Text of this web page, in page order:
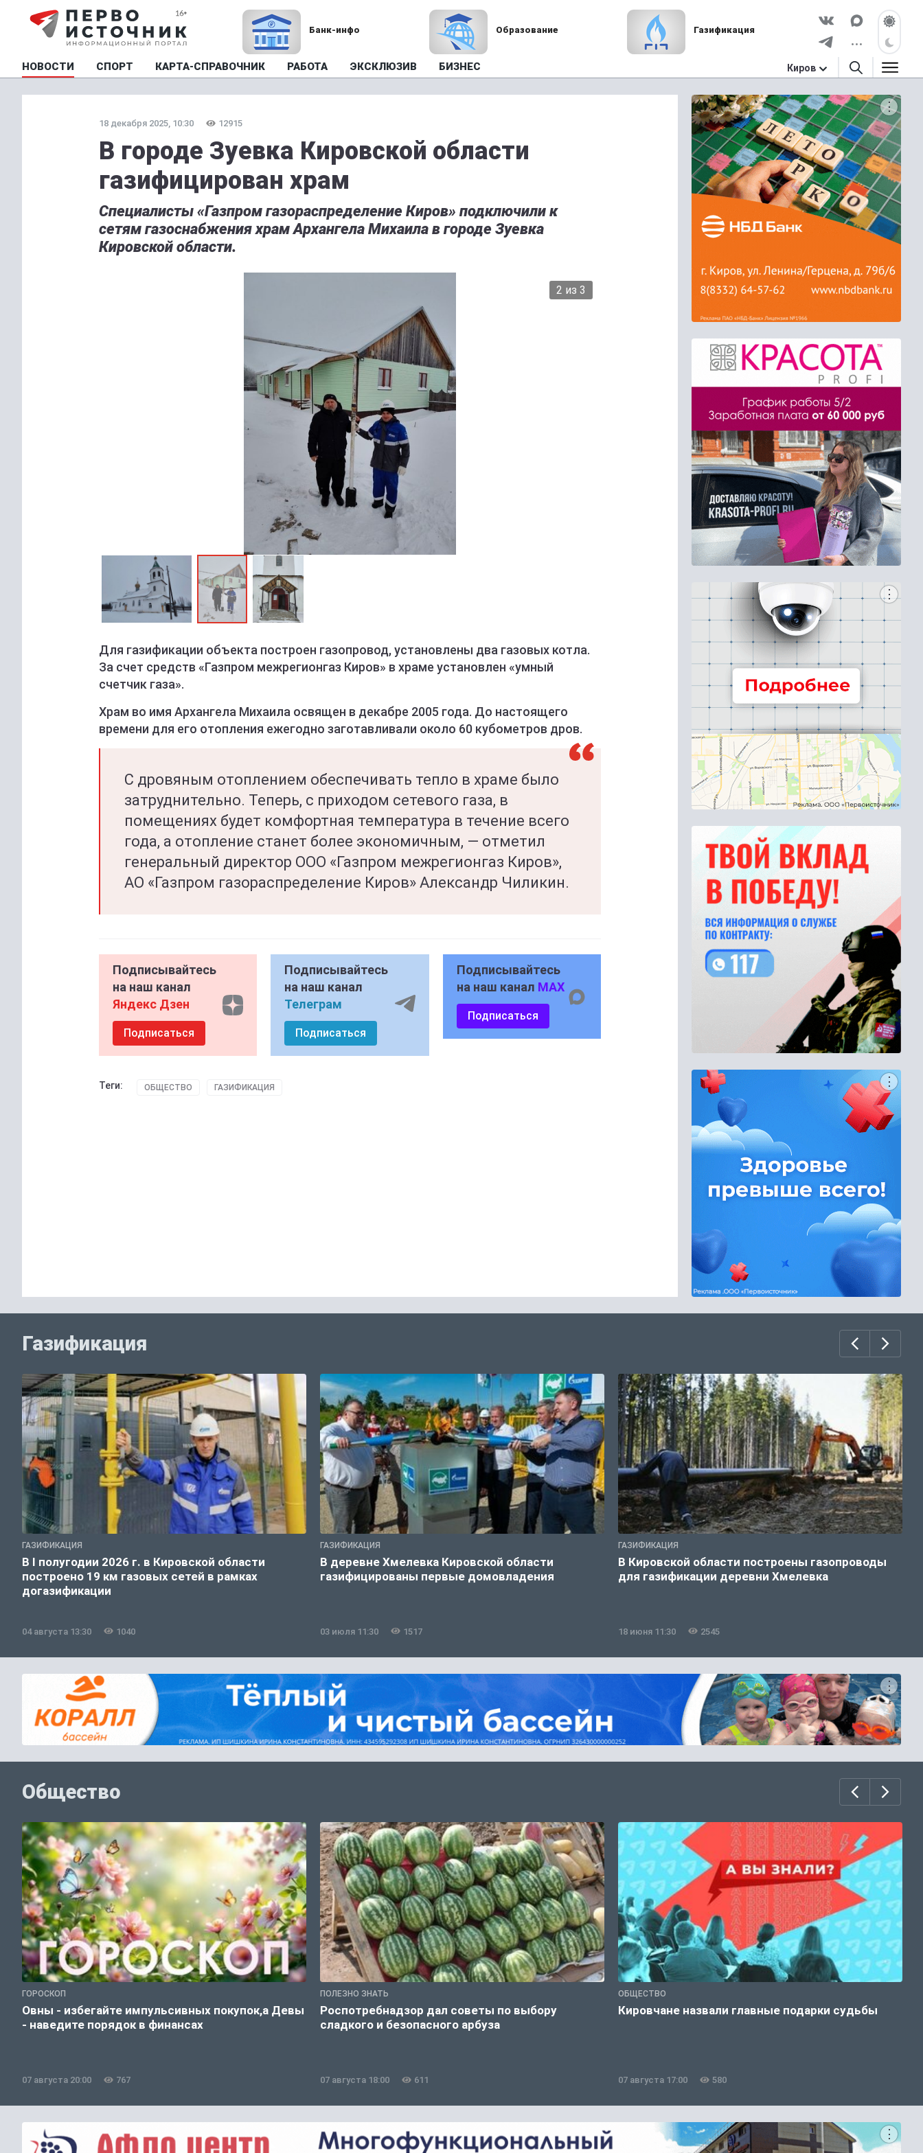
Банк-инфо Образование Газификация
НОВОСТИ СПОРТ КАРТА-СПРАВОЧНИК РАБОТА ЭКСКЛЮЗИВ БИЗНЕС Киров
18 декабря 2025, 10:30 12915
В городе Зуевка Кировской области
газифицирован храм
Специалисты «Газпром газораспределение Киров» подключили к
сетям газоснабжения храм Архангела Михаила в городе Зуевка
Кировской области.
2 из 3
Для газификации объекта построен газопровод, установлены два газовых котла.
За счет средств «Газпром межрегионгаз Киров» в храме установлен «умный
счетчик газа».
Храм во имя Архангела Михаила освящен в декабре 2005 года. До настоящего
времени для его отопления ежегодно заготавливали около 60 кубометров дров.
С дровяным отоплением обеспечивать тепло в храме было
затруднительно. Теперь, с приходом сетевого газа, в
помещениях будет комфортная температура в течение всего
года, а отопление станет более экономичным, — отметил
генеральный директор ООО «Газпром межрегионгаз Киров»,
АО «Газпром газораспределение Киров» Александр Чиликин.
Подписывайтесь
на наш канал
Яндекс Дзен
Подписаться
Подписывайтесь
на наш канал
Телеграм
Подписаться
Подписывайтесь
на наш канал MAX
Подписаться
Теги: ОБЩЕСТВО ГАЗИФИКАЦИЯ
Газификация
ГАЗИФИКАЦИЯ
В I полугодии 2026 г. в Кировской области
построено 19 км газовых сетей в рамках
догазификации
04 августа 13:30 1040
ГАЗИФИКАЦИЯ
В деревне Хмелевка Кировской области
газифицированы первые домовладения
03 июля 11:30 1517
ГАЗИФИКАЦИЯ
В Кировской области построены газопроводы
для газификации деревни Хмелевка
18 июня 11:30 2545
Общество
ГОРОСКОП
Овны - избегайте импульсивных покупок,а Девы
- наведите порядок в финансах
07 августа 20:00 767
ПОЛЕЗНО ЗНАТЬ
Роспотребнадзор дал советы по выбору
сладкого и безопасного арбуза
07 августа 18:00 611
ОБЩЕСТВО
Кировчане назвали главные подарки судьбы
07 августа 17:00 580